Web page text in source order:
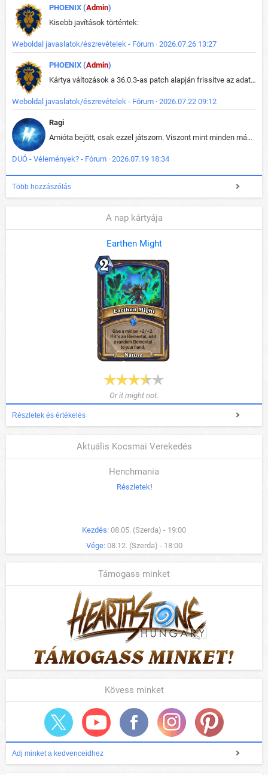
PHOENIX (Admin)
Kisebb javítások történtek:
Weboldal javaslatok/észrevételek - Fórum · 2026.07.26 13:27
PHOENIX (Admin)
Kártya változások a 36.0.3-as patch alapján frissítve az adatbázisban (képek is cserélve).
Weboldal javaslatok/észrevételek - Fórum · 2026.07.22 09:12
Ragi
Amióta bejött, csak ezzel játszom. Viszont mint minden más - akár az alapjáték is, ez is baromira összetett lett. Néha már pár kör után is esélytelen az egész. Vagy irreállisan túltápol valaki, vagy lelép a partner, vagy csak hülye mint a segg. És amikor eljönne az én időm, na akkor jön el mindenki másé is. Engem jobban érdekelne, hogy ki milyen ratingen szokott játszani. Na ez lenne egy érdekes adat.
DUÓ - Vélemények? - Fórum · 2026.07.19 18:34
Több hozzászólás
A nap kártyája
Earthen Might
Or it might not.
Részletek és értékelés
Aktuális Kocsmai Verekedés
Henchmania
Részletek!
Kezdés: 08.05. (Szerda) - 19:00
Vége: 08.12. (Szerda) - 18:00
Támogass minket
Kövess minket
Adj minket a kedvenceidhez